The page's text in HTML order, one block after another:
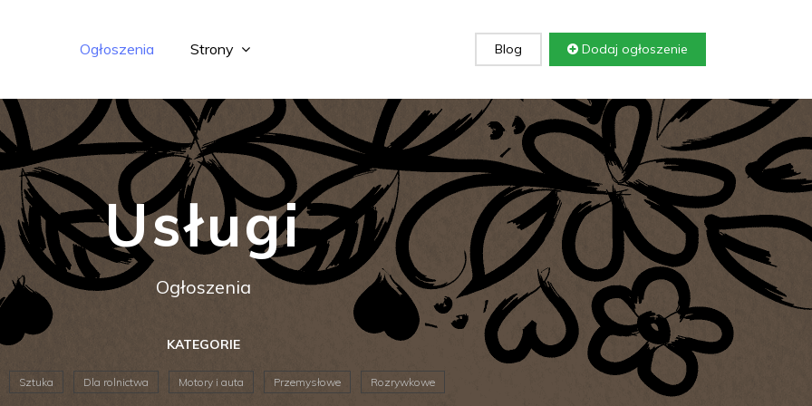
Ogłoszenia Strony Blog Dodaj ogłoszenie
Usługi
Ogłoszenia
KATEGORIE
Sztuka Dla rolnictwa Motory i auta Przemysłowe Rozrywkowe